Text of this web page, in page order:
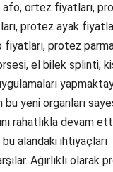
afo, ortez fiyatları,
protez ayak
fiyatları, protez
el bilek splinti,
yeni organları
rahatlıkla devam
alandaki ihtiyaçları
Ağırlıklı olarak